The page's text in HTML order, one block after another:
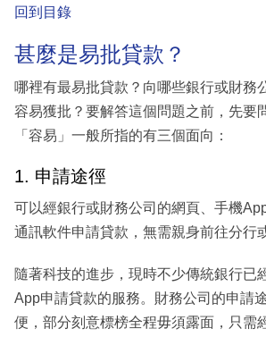
回到目錄
甚麼是易批貸款？
哪裡有最易批貸款？向哪些銀行或財務
容易獲批？要解答這個問題之前，先要
「容易」一般所指的有三個面向：
1. 申請途徑
可以經銀行或財務公司的網頁、手機
通訊軟件申請貸款，無需親身前往分行
隨著科技的進步，現時不少傳統銀行已
App申請貸款的服務。財務公司的申請
便，部分刻意標榜全程毋須露面，只需